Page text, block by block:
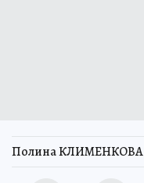
Полина КЛИМЕНКОВА